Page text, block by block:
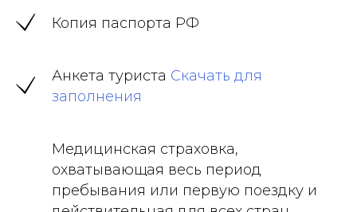
Копия паспорта РФ
Анкета туриста Скачать для
заполнения
Медицинская страховка,
охватывающая весь период
пребывания или первую поездку и